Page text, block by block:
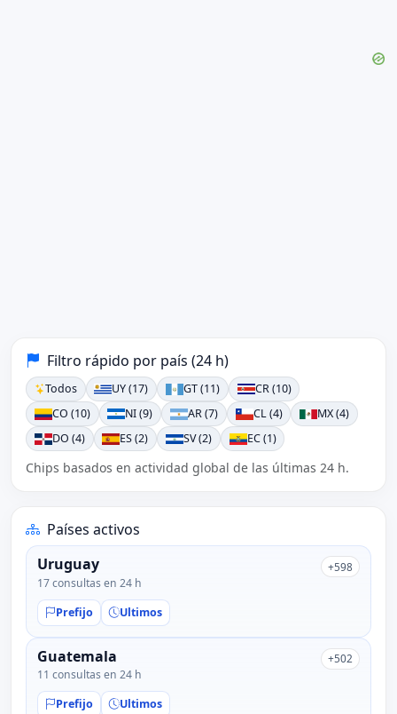
Filtro rápido por país (24 h)
Todos UY (17) GT (11)
CR (10)
CO (10)
NI (9) AR (7) CL (4)
MX (4)
DO (4)
ES (2) SV (2) EC (1)
Chips basados en actividad global de las últimas 24 h.
Países activos
Uruguay
17 consultas en 24 h
+598
Prefijo Ultimos
Guatemala
11 consultas en 24 h
+502
Prefijo Ultimos